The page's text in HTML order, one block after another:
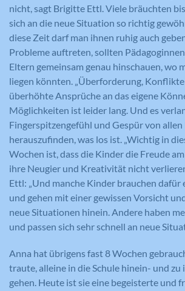
nicht, sagt Brigitte Ettl. Viele bräuchten
sich an die neue Situation so richtig
diese Zeit darf man ihnen ruhig auch
Probleme auftreten, sollten
Eltern gemeinsam genau hinschauen, wo
liegen könnten. „Überforderung,
überhöhte Ansprüche an das eigene
Möglichkeiten ist leider lang. Und es
Fingerspitzengefühl und Gespür von allen
herauszufinden, was los ist. „Wichtig in
Wochen ist, dass die Kinder die Freude
ihre Neugier und Kreativität nicht
Ettl: „Und manche Kinder brauchen dafür
und gehen mit einer gewissen Vorsicht
neue Situationen hinein. Andere haben
und passen sich sehr schnell an neue
Anna hat übrigens fast 8 Wochen
traute, alleine in die Schule hinein- und zu
gehen. Heute ist sie eine begeisterte und
Dieses Cookie wird
Cookie-Einstellungen für
Zweck
Wird von Google
um die Anforderungsrate
einzuschränken.
Name _gid
Anbieter Google Analytics
Zweck
Registriert eine eindeutige
verwendet wird, um
dazu, wie der Besucher
nutzt, zu generieren.
Name _ga
Zweck
Wird zum Entsperren von
Inhalten verwendet.
Name GPS
Anbieter YouTube
Laufzeit
Zweck
Registriert eine eindeutige
mobilen Geräten, um
basierend auf dem
Standort zu ermöglichen.
Name VISITOR_INFO1_LIVE
Anbieter YouTube